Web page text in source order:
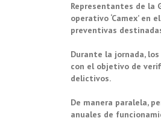
Representantes de la
operativo ‘Camex’
preventivas
Durante la jornada,
con el objetivo de
delictivos.
De manera paralela,
anuales de